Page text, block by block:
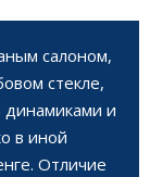
салоном,
стекле,
динамиками и
в иной
Отличие